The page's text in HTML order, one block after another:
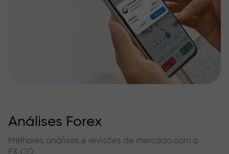
Análises Forex
Melhores análises e revisões de mercado com a
FX.CO